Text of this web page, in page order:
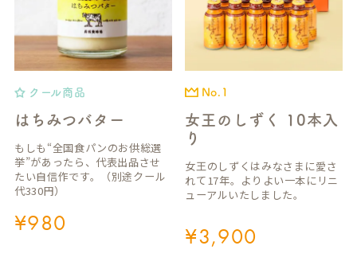
はちみつバター
クール商品
¥980
もしも“全国食パンのお供総選
挙”があったら、代表出品させ
たい自信作です。（別途クール
代330円）
女王のしずく 10本入
り
No.1
¥3,900
女王のしずくはみなさまに愛さ
れて17年。よりよい一本にリニ
ューアルいたしました。